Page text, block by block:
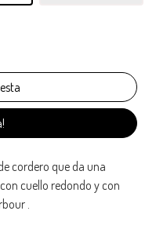
cordero que da una
cuello redondo y con
.